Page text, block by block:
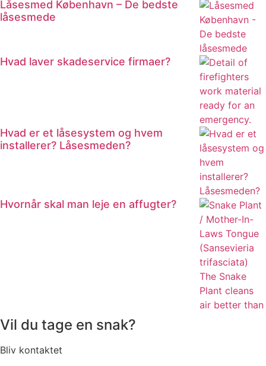
Låsesmed København – De bedste
låsesmede
Hvad laver skadeservice firmaer?
Hvad er et låsesystem og hvem
installerer? Låsesmeden?
Hvornår skal man leje en affugter?
Vil du tage en snak?
Bliv kontaktet